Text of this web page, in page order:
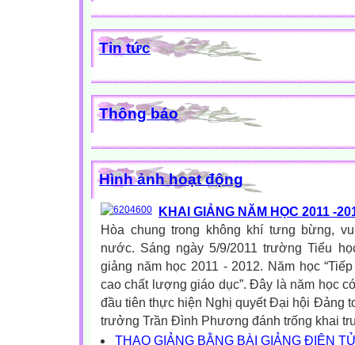
Tin tức
Thông báo
Hình ảnh hoạt động
KHAI GIẢNG NĂM HỌC 2011 -
Hòa chung trong không khí tưng bừng,
nước. Sáng ngày 5/9/2011 trường Tiểu
giảng năm học 2011 - 2012. Năm học
cao chất lượng giáo dục”. Đây là năm học
đầu tiên thực hiện Nghị quyết Đại hội Đảng
trưởng Trần Đình Phương đánh trống khai
THAO GIẢNG BẰNG BÀI GIẢNG ĐIỆN